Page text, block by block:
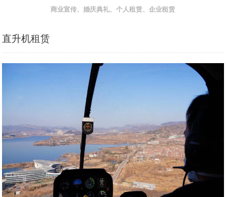
商业宣传、婚庆典礼、个人租赁、企业租赁
直升机租赁